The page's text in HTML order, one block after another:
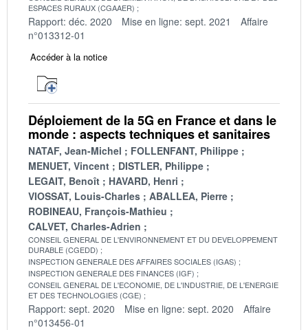
ESPACES RURAUX (CGAAER)
Rapport: déc. 2020 Mise en ligne: sept. 2021
Affaire
n°013312-01
Accéder à la notice
Déploiement de la 5G en France et dans le
monde : aspects techniques et sanitaires
NATAF, Jean-Michel
FOLLENFANT, Philippe
MENUET, Vincent
DISTLER, Philippe
LEGAIT, Benoît
HAVARD, Henri
VIOSSAT, Louis-Charles
ABALLEA, Pierre
ROBINEAU, François-Mathieu
CALVET, Charles-Adrien
CONSEIL GENERAL DE L'ENVIRONNEMENT ET DU DEVELOPPEMENT
DURABLE (CGEDD)
INSPECTION GENERALE DES AFFAIRES SOCIALES (IGAS)
INSPECTION GENERALE DES FINANCES (IGF)
CONSEIL GENERAL DE L'ECONOMIE, DE L'INDUSTRIE, DE L'ENERGIE
ET DES TECHNOLOGIES (CGE)
Rapport: sept. 2020 Mise en ligne: sept. 2020
Affaire
n°013456-01